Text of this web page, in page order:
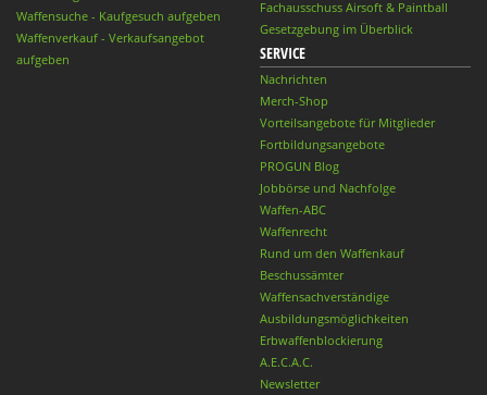
Waffensuche - Kaufgesuch aufgeben
Waffenverkauf - Verkaufsangebot
aufgeben
Fachausschuss Airsoft & Paintball
Gesetzgebung im Überblick
SERVICE
Nachrichten
Merch-Shop
Vorteilsangebote für Mitglieder
Fortbildungsangebote
PROGUN Blog
Jobbörse und Nachfolge
Waffen-ABC
Waffenrecht
Rund um den Waffenkauf
Beschussämter
Waffensachverständige
Ausbildungsmöglichkeiten
Erbwaffenblockierung
A.E.C.A.C.
Newsletter